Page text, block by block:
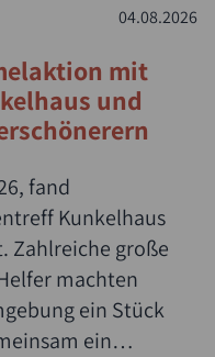
04.08.2026
mit
und
fand
Kunkelhaus
Zahlreiche große
machten
ein Stück
ein